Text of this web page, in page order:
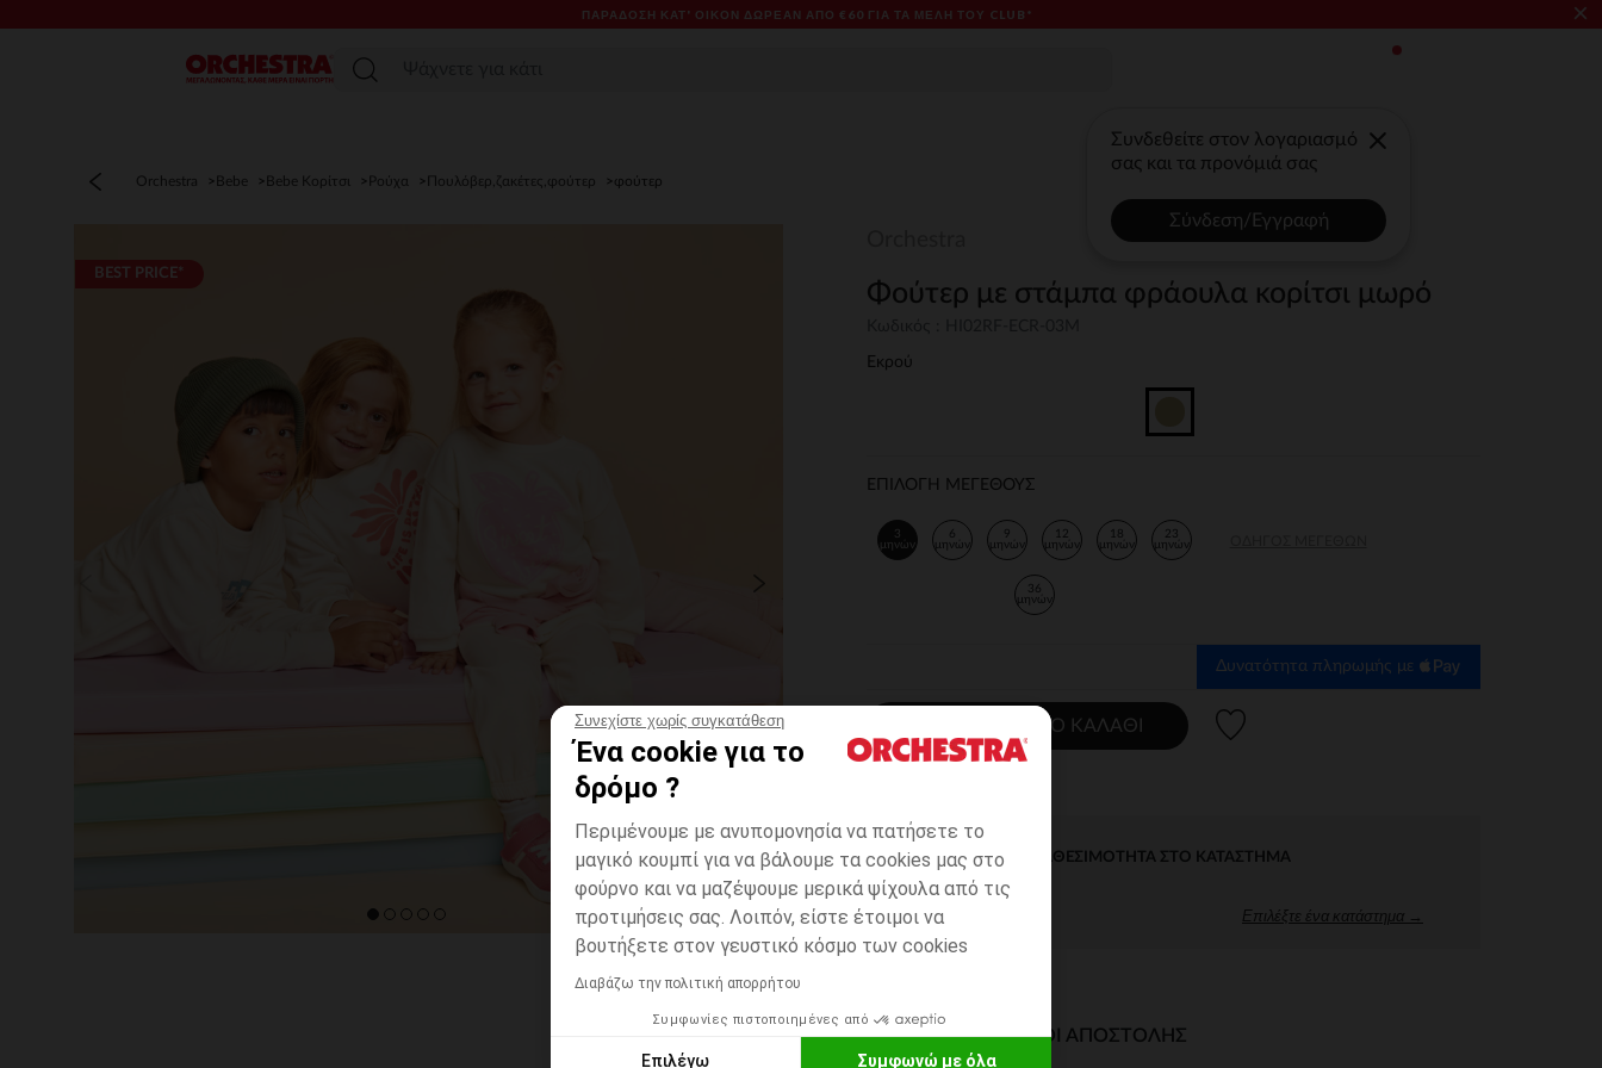
Συνεχίστε χωρίς συγκατάθεση
Ένα cookie για το
δρόμο ?
Περιμένουμε με ανυπομονησία να πατήσετε το
μαγικό κουμπί για να βάλουμε τα cookies μας στο
φούρνο και να μαζέψουμε μερικά ψίχουλα από τις
προτιμήσεις σας. Λοιπόν, είστε έτοιμοι να
βουτήξετε στον γευστικό κόσμο των cookies
Διαβάζω την πολιτική απορρήτου
Συμφωνίες πιστοποιημένες από
Επιλέγω Συμφωνώ με όλα
ΠΑΡΆΔΟΣΗ ΚΑΤ' ΟΊΚΟΝ ΔΩΡΕΑΝ ΑΠΌ €60 ΓΙΑ ΤΑ ΜΈΛΗ ΤΟΥ CLUB* ×
Μενού
Συνδεθείτε στον λογαριασμό
σας και τα προνόμιά σας
Σύνδεση/Εγγραφή
Orchestra Bebe Bebe Κορίτσι Ρούχα Πουλόβερ,ζακέτες,φούτερ φούτερ
BEST PRICE*
Φούτερ με στάμπα φράουλα κορίτσι μωρό
Εκρού
ΕΠΙΛΟΓΗ ΜΕΓΕΘΟΥΣ
3
μηνών
6
μηνών
9
μηνών
12
μηνών
18
μηνών
23
μηνών
36
μηνών
Δυνατότητα πληρωμής με
ΠΡΟΣΘΉΚΗ ΣΤΟ ΚΑΛΆΘΙ
ΆΜΕΣΗ ΔΙΑΘΕΣΙΜΌΤΗΤΑ ΣΤΟ ΚΑΤΆΣΤΗΜΑ
Επιλέξτε ένα κατάστημα →
ΔΙΑΘΈΣΙΜΟΙ ΤΡΌΠΟΙ ΑΠΟΣΤΟΛΉΣ